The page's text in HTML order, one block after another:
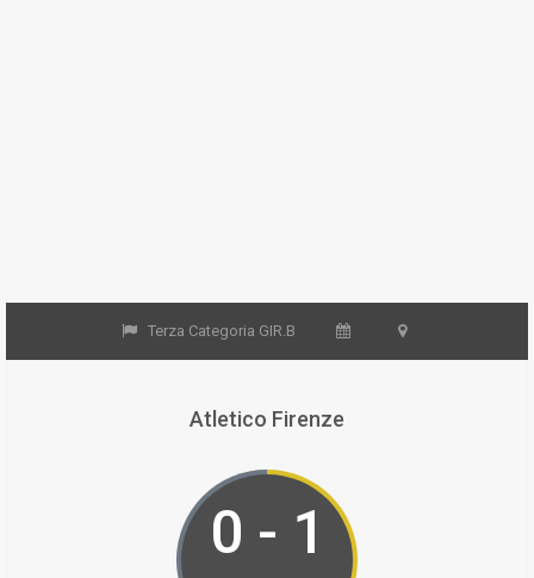
Terza Categoria GIR.B
Atletico Firenze
0 - 1